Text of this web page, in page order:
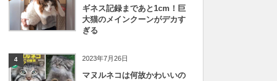
ギネス記録まであと1cm！巨
大猫のメインクーンがデカす
ぎる
4 2023年7月26日
マヌルネコは何故かわいいの